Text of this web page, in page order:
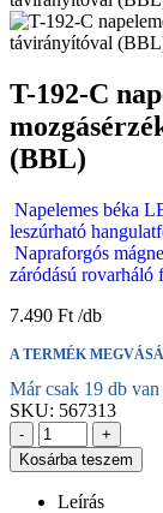
T-192-C
(BBL)
Napelemes béka
leszúrható
Napraforgós
záródású
7.490 Ft
A TERMÉK
Már csak 19 db
SKU: 567313
-
+
Kosárba teszem
Leírás